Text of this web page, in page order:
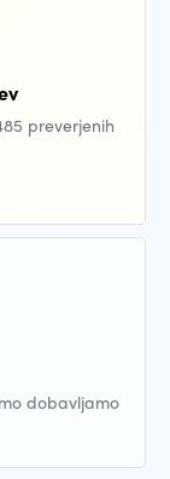
preverjenih
dobavljamo